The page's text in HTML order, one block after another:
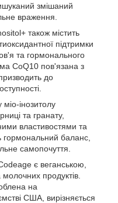
змішаний
враження.
також містить
підтримки
та гормонального
CoQ10 пов'язана з
до
інозитолу
та гранату,
властивостями та
баланс,
самопочуття.
є веганською,
продуктів.
на
США, вирізняється